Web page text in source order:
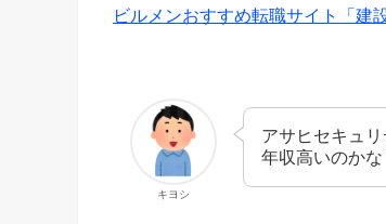
ビルメンおすすめ転職サイト「建
キヨシ
アサヒセキュ
年収高いのかな